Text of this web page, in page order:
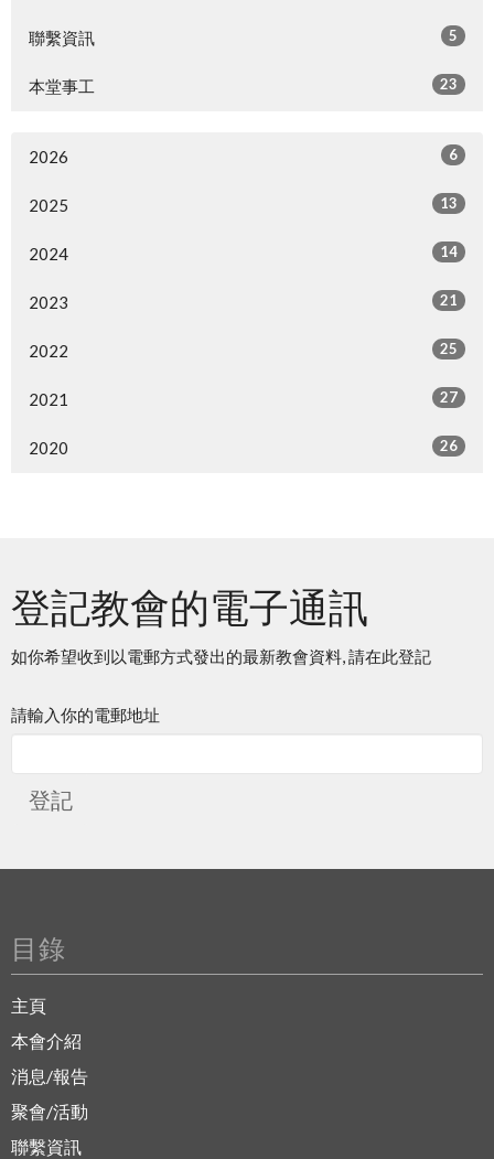
聯繫資訊 5
本堂事工 23
2026 6
2025 13
2024 14
2023 21
2022 25
2021 27
2020 26
登記教會的電子通訊
如你希望收到以電郵方式發出的最新教會資料, 請在此登記
請輸入你的電郵地址
登記
目錄
主頁
本會介紹
消息/報告
聚會/活動
聯繫資訊